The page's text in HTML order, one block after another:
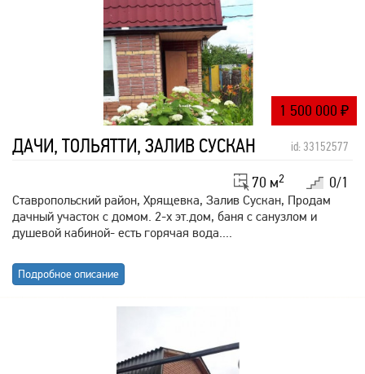
1 500 000 ₽
ДАЧИ, ТОЛЬЯТТИ, ЗАЛИВ СУСКАН id: 33152577
0/1
70 м2
Ставропольский район, Хрящевка, Залив Сускан, Продам
дачный участок с домом. 2-х эт.дом, баня с санузлом и
душевой кабиной- есть горячая вода....
Подробное описание